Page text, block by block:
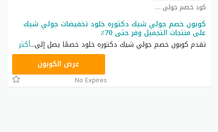
كود خصم جولي شيك كوبون
كوبون خصم جولي شيك دكتوره خلود تخفيضات جولي شيك
على منتجات التجميل وفر حتى 70٪
تقدم كوبون خصم جولي شيك دكتوره خلود خصمًا يصل إلى...أكثر
عرض الكوبون
No Expires